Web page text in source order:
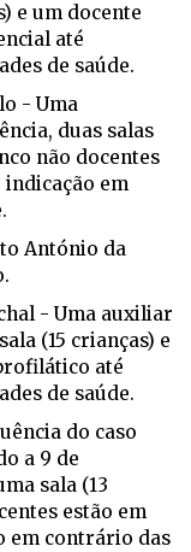
e um docente
até
de saúde.
- Uma
duas salas
não docentes
em
António da
- Uma auxiliar
(15 crianças) e
até
de saúde.
do caso
a 9 de
sala (13
estão em
em contrário das